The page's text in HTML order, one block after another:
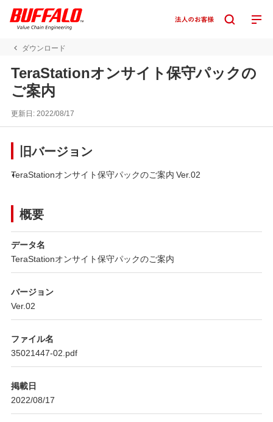
ダウンロード
TeraStationオンサイト保守パックの
ご案内
更新日:2022/08/17
旧バージョン
TeraStationオンサイト保守パックのご案内 Ver.02
概要
データ名
TeraStationオンサイト保守パックのご案内
バージョン
Ver.02
ファイル名
35021447-02.pdf
掲載日
2022/08/17